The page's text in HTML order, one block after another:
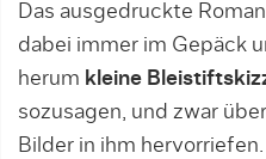
Das ausgedruckte
dabei immer im Gepäck
herum kleine
sozusagen, und zwar
Bilder in ihm hervorriefen.